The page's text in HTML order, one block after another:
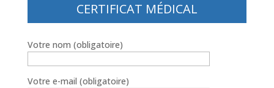
CERTIFICAT MÉDICAL
Votre nom (obligatoire)
Votre e-mail (obligatoire)